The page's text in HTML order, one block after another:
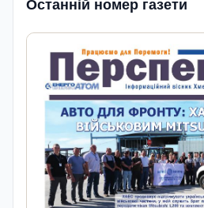
Останній номер газети